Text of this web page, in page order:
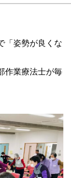
「姿勢が良くな
作業療法士が毎